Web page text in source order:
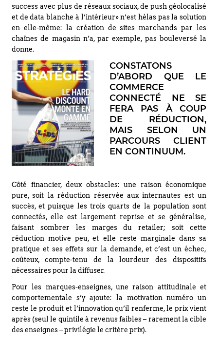
success avec plus de réseaux sociaux, de push géolocalisé
et de data blanche à l’intérieur» n’est hélas pas la solution
en elle-même: la création de sites marchands par les
chaînes de magasin n’a, par exemple, pas bouleversé la
donne.
CONSTATONS
D’ABORD QUE LE
COMMERCE
CONNECTÉ NE SE
FERA PAS À COUP
DE RÉDUCTION,
MAIS SELON UN
PARCOURS CLIENT
EN CONTINUUM.
Côté financier, deux obstacles: une raison économique
pure, soit la réduction réservée aux internautes est un
succès, et puisque les trois quarts de la population sont
connectés, elle est largement reprise et se généralise,
faisant sombrer les marges du retailer; soit cette
réduction motive peu, et elle reste marginale dans sa
pratique et ses effets sur la demande, et c’est un échec,
coûteux, compte-tenu de la lourdeur des dispositifs
nécessaires pour la diffuser.
Pour les marques-enseignes, une raison attitudinale et
comportementale s’y ajoute: la motivation numéro un
reste le produit et l’innovation qu’il renferme, le prix vient
après (seul le quintile à revenus faibles – rarement la cible
des enseignes – privilégie le critère prix).